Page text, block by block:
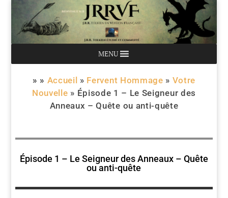
MENU
» » Accueil » Fervent Hommage » Votre
Nouvelle » Épisode 1 – Le Seigneur des
Anneaux – Quête ou anti-quête
Épisode 1 – Le Seigneur des Anneaux – Quête
ou anti-quête